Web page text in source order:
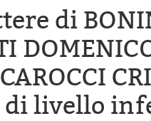
di
di livello